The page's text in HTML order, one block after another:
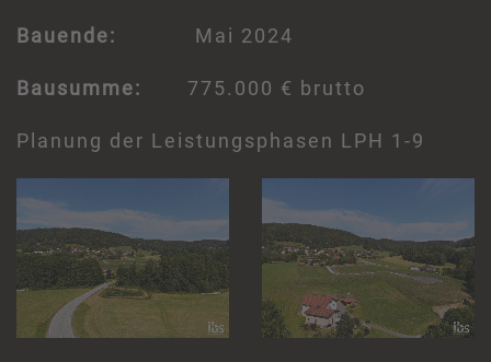
Bauende: Mai 2024
Bausumme: 775.000 € brutto
Planung der Leistungsphasen LPH 1-9